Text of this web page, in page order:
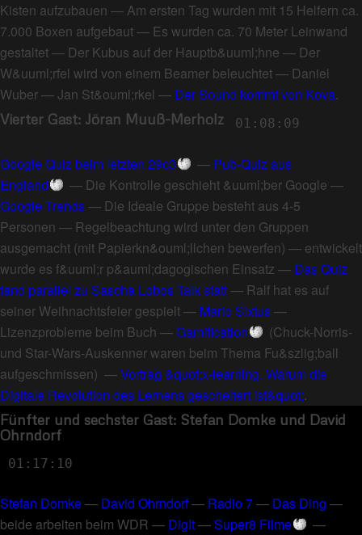
Kisten aufzubauen —Am ersten Tag wurden mit 15 Helfern ca.
7.000 Boxen aufgebaut— Es wurden ca. 70 Meter Leinwand
gestaltet— Der Kubus auf der Hauptb&uuml;hne — Der
W&uuml;rfel wird von einem Beamer beleuchtet— Daniel
Wuber—Jan St&ouml;rkel — Der Sound kommt von Kova.
Vierter Gast: Jöran Muuß-Merholz 01:08:09
Google Quiz beim letzten 29c3 — Pub-Quiz aus
England
— Die Kontrolle geschieht &uuml;ber Google —
Google Trends— Die Ideale Gruppe besteht aus 4-5
Personen — Regelbeachtung wird unter den Gruppen
ausgemacht (mit Papierkn&ouml;llchen bewerfen) — entwickelt
wurde es f&uuml;r p&auml;dagogischen Einsatz — Das Quiz
fand parallel zu Sascha Lobos Talk statt— Ralf hat es auf
seiner Weihnachtsfeier gespielt— Mario Sixtus—
Lizenzprobleme beim Buch —Gamification (Chuck-Norris-
und Star-Wars-Auskenner waren beim Thema Fu&szlig;ball
aufgeschmissen) —Vortrag &quot;x-learning. Warum die
Digitale Revolution des Lernens gescheitert ist&quot;.
Fünfter und sechster Gast: Stefan Domke und David
Ohrndorf
01:17:10
Stefan Domke— David Ohrndorf— Radio 7— Das Ding —
beide arbeiten beim WDR — DigIt—Super8 Filme
—